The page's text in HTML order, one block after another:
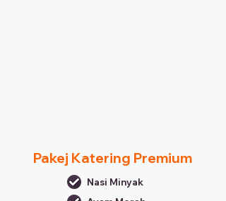
Pakej Katering Premium
Nasi Minyak